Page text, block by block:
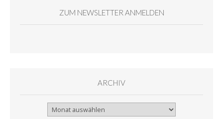
ZUM NEWSLETTER ANMELDEN
ARCHIV
Archiv